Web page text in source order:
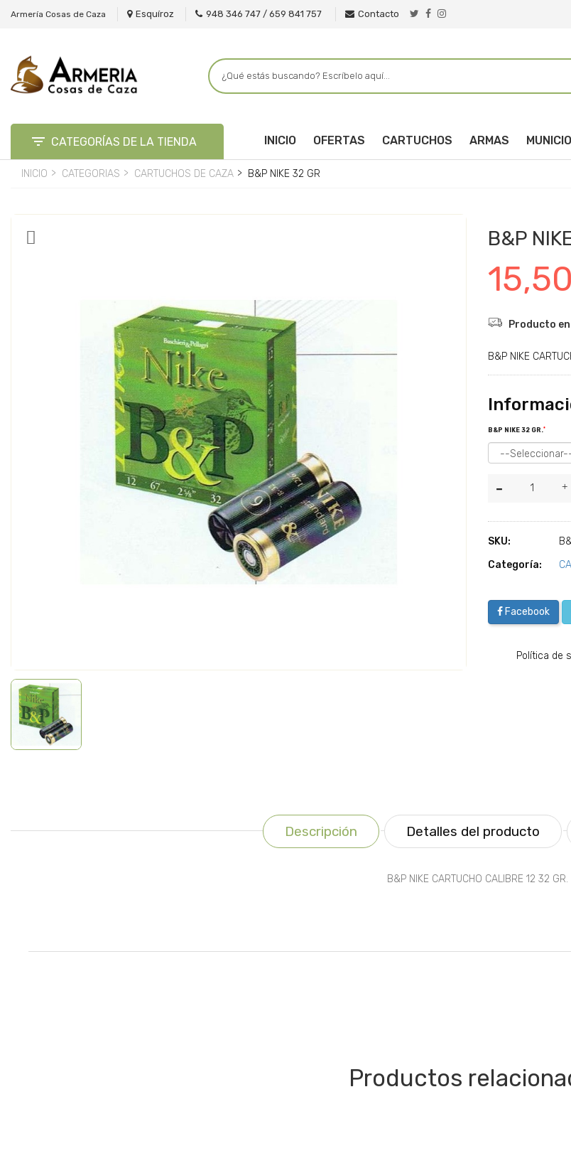
Armería Cosas de Caza Esquíroz 948 346 747 / 659 841 757 Contacto
 CATEGORÍAS DE LA TIENDA INICIO OFERTAS CARTUCHOS ARMAS
INICIO CATEGORIAS CARTUCHOS DE CAZA B&P NIKE 32 GR
B&P
Producto
B&P NIKE
B&P NIKE 32 GR.*
SKU:
Categoría:
Facebook
Política de
Descripción Detalles del producto
B&P NIKE CARTUCHO CALIBRE 12 32 GR.
Productos